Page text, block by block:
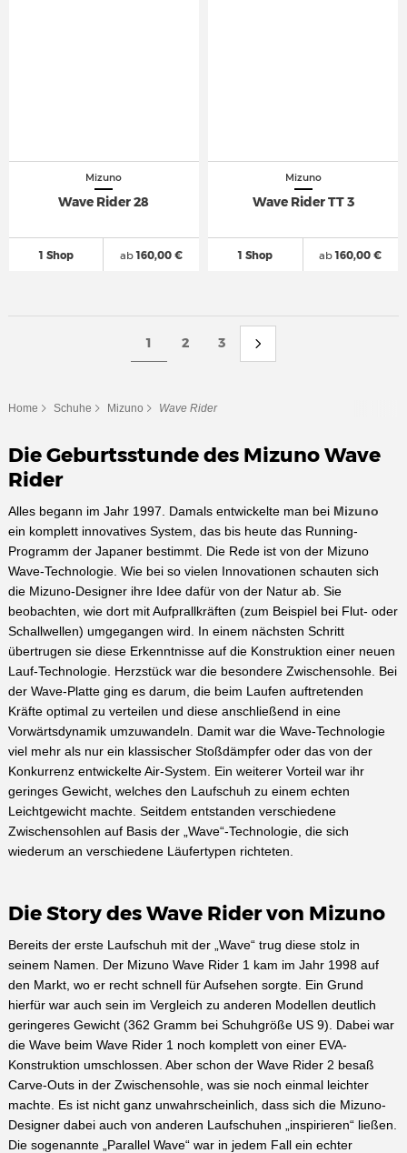
Mizuno
Wave Rider 28
1 Shop ab160,00 €
Mizuno
Wave Rider TT 3
1 Shop ab160,00 €
1 2 3
Home Schuhe Mizuno Wave Rider
Die Geburtsstunde des Mizuno Wave
Rider
Alles begann im Jahr 1997. Damals entwickelte man bei Mizuno
ein komplett innovatives System, das bis heute das Running-
Programm der Japaner bestimmt. Die Rede ist von der Mizuno
Wave-Technologie. Wie bei so vielen Innovationen schauten sich
die Mizuno-Designer ihre Idee dafür von der Natur ab. Sie
beobachten, wie dort mit Aufprallkräften (zum Beispiel bei Flut- oder
Schallwellen) umgegangen wird. In einem nächsten Schritt
übertrugen sie diese Erkenntnisse auf die Konstruktion einer neuen
Lauf-Technologie. Herzstück war die besondere Zwischensohle. Bei
der Wave-Platte ging es darum, die beim Laufen auftretenden
Kräfte optimal zu verteilen und diese anschließend in eine
Vorwärtsdynamik umzuwandeln. Damit war die Wave-Technologie
viel mehr als nur ein klassischer Stoßdämpfer oder das von der
Konkurrenz entwickelte Air-System. Ein weiterer Vorteil war ihr
geringes Gewicht, welches den Laufschuh zu einem echten
Leichtgewicht machte. Seitdem entstanden verschiedene
Zwischensohlen auf Basis der „Wave“-Technologie, die sich
wiederum an verschiedene Läufertypen richteten.
Die Story des Wave Rider von Mizuno
Bereits der erste Laufschuh mit der „Wave“ trug diese stolz in
seinem Namen. Der Mizuno Wave Rider 1 kam im Jahr 1998 auf
den Markt, wo er recht schnell für Aufsehen sorgte. Ein Grund
hierfür war auch sein im Vergleich zu anderen Modellen deutlich
geringeres Gewicht (362 Gramm bei Schuhgröße US 9). Dabei war
die Wave beim Wave Rider 1 noch komplett von einer EVA-
Konstruktion umschlossen. Aber schon der Wave Rider 2 besaß
Carve-Outs in der Zwischensohle, was sie noch einmal leichter
machte. Es ist nicht ganz unwahrscheinlich, dass sich die Mizuno-
Designer dabei auch von anderen Laufschuhen „inspirieren“ ließen.
Die sogenannte „Parallel Wave“ war in jedem Fall ein echter